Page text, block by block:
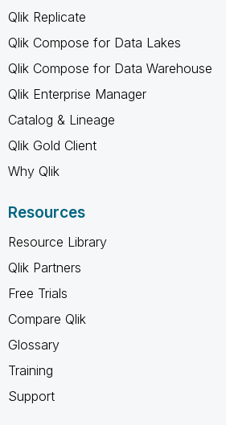
Qlik Replicate
Qlik Compose for Data Lakes
Qlik Compose for Data Warehouse
Qlik Enterprise Manager
Catalog & Lineage
Qlik Gold Client
Why Qlik
Resources
Resource Library
Qlik Partners
Free Trials
Compare Qlik
Glossary
Training
Support